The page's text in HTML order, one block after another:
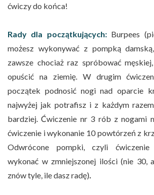
ćwiczy do końca!
Rady dla początkujących: Burpees
możesz wykonywać z pompką
zawsze chociaż raz spróbować
opuścić na ziemię. W drugim
początek podnosić nogi nad oparcie
najwyżej jak potrafisz i z każdym
bardziej. Ćwiczenie nr 3 rób z nogami
ćwiczenie i wykonanie 10 powtórzeń z
Odwrócone pompki, czyli ćwiczenie
wykonać w zmniejszonej ilości (nie 30,
znów tyle, ile dasz radę)